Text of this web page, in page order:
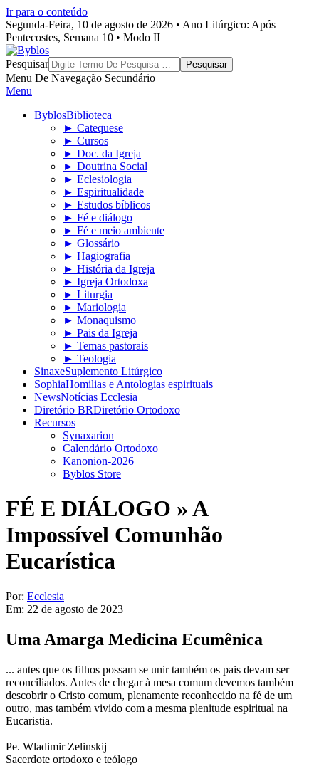
Ir para o conteúdo
Segunda-Feira, 10 de agosto de 2026 • Ano Litúrgico: Após
Pentecostes, Semana 10 • Modo II
Byblos
Pesquisar
Menu De Navegação Secundário
Menu
ByblosBiblioteca
► Catequese
► Cursos
► Doc. da Igreja
► Doutrina Social
► Eclesiologia
► Espiritualidade
► Estudos bíblicos
► Fé e diálogo
► Fé e meio ambiente
► Glossário
► Hagiografia
► História da Igreja
► Igreja Ortodoxa
► Liturgia
► Mariologia
► Monaquismo
► Pais da Igreja
► Temas pastorais
► Teologia
SinaxeSuplemento Litúrgico
SophiaHomilias e Antologias espirituais
NewsNotícias Ecclesia
Diretório BRDiretório Ortodoxo
Recursos
Synaxarion
Calendário Ortodoxo
Kanonion-2026
Byblos Store
FÉ E DIÁLOGO »A
Impossível Comunhão
Eucarística
Por: Ecclesia
Em: 22 de agosto de 2023
Uma Amarga Medicina Ecumênica
... antes que os filhos possam se unir também os pais devam ser
reconciliados. Antes de chegar à mesa comum devemos também
descobrir o Cristo comum, plenamente reconhecido na fé de um
outro, mas também vivido com a mesma plenitude espiritual na
Eucaristia.
Pe. Wladimir Zelinskij
Sacerdote ortodoxo e teólogo